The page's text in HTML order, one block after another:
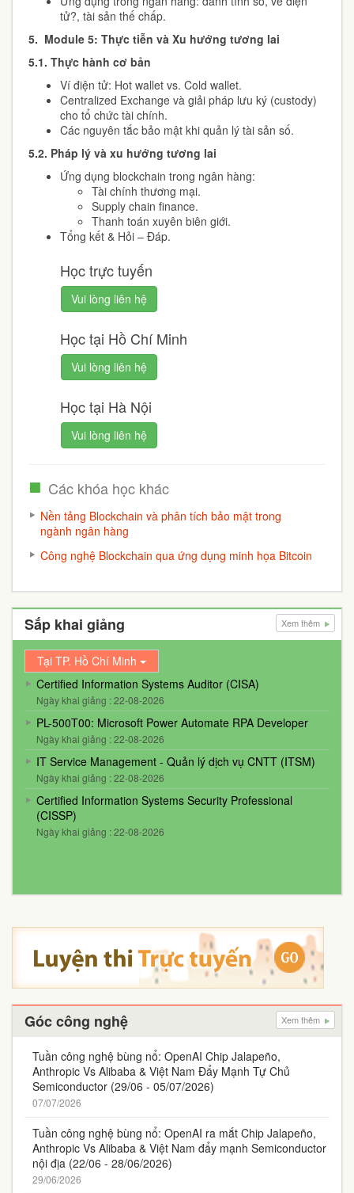
tử?, tài sản thế chấp.
5. Module 5: Thực tiễn và Xu hướng tương lai
5.1. Thực hành cơ bản
Ví điện tử: Hot wallet vs. Cold wallet.
Centralized Exchange và giải pháp lưu ký (custody)
cho tổ chức tài chính.
Các nguyên tắc bảo mật khi quản lý tài sản số.
5.2. Pháp lý và xu hướng tương lai
Ứng dụng blockchain trong ngân hàng:
Tài chính thương mại.
Supply chain finance.
Thanh toán xuyên biên giới.
Tổng kết & Hỏi – Đáp.
Học trực tuyến
Vui lòng liên hệ
Học tại Hồ Chí Minh
Vui lòng liên hệ
Học tại Hà Nội
Vui lòng liên hệ
Các khóa học khác
Nền tảng Blockchain và phân tích bảo mật trong
ngành ngân hàng
Công nghệ Blockchain qua ứng dụng minh họa Bitcoin
Sắp khai giảng Xem thêm
Tại TP. Hồ Chí Minh
Certified Information Systems Auditor (CISA)
Ngày khai giảng : 22-08-2026
PL-500T00: Microsoft Power Automate RPA Developer
Ngày khai giảng : 22-08-2026
IT Service Management - Quản lý dịch vụ CNTT (ITSM)
Ngày khai giảng : 22-08-2026
Certified Information Systems Security Professional
(CISSP)
Ngày khai giảng : 22-08-2026
Góc công nghệ Xem thêm
Tuần công nghệ bùng nổ: OpenAI Chip Jalapeño,
Anthropic Vs Alibaba & Việt Nam Đẩy Mạnh Tự Chủ
Semiconductor (29/06 - 05/07/2026)
07/07/2026
Tuần công nghệ bùng nổ: OpenAI ra mắt Chip Jalapeño,
Anthropic Vs Alibaba & Việt Nam đẩy mạnh Semiconductor
nội địa (22/06 - 28/06/2026)
29/06/2026